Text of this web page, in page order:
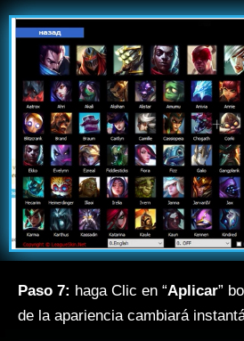
Paso 7: haga Clic en “Aplicar”
de la apariencia cambiará